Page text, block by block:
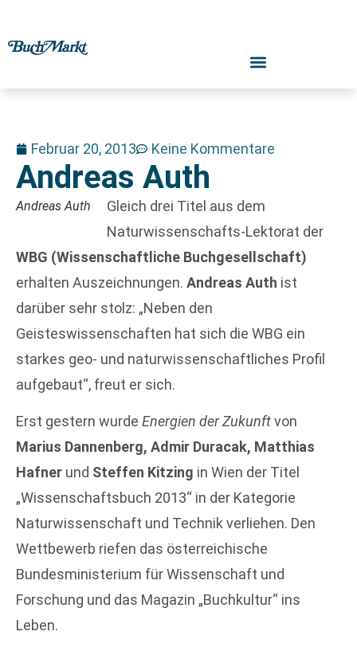
Februar 20, 2013 Keine Kommentare
Andreas Auth
Andreas Auth
Gleich drei Titel aus dem
Naturwissenschafts-Lektorat der
WBG (Wissenschaftliche Buchgesellschaft)
erhalten Auszeichnungen. Andreas Auth ist
darüber sehr stolz: „Neben den
Geisteswissenschaften hat sich die WBG ein
starkes geo- und naturwissenschaftliches Profil
aufgebaut“, freut er sich.
Erst gestern wurde Energien der Zukunftvon
Marius Dannenberg, Admir Duracak, Matthias
Hafner und Steffen Kitzing in Wien der Titel
„Wissenschaftsbuch 2013“ in der Kategorie
Naturwissenschaft und Technik verliehen. Den
Wettbewerb riefen das österreichische
Bundesministerium für Wissenschaft und
Forschung und das Magazin „Buchkultur“ ins
Leben.